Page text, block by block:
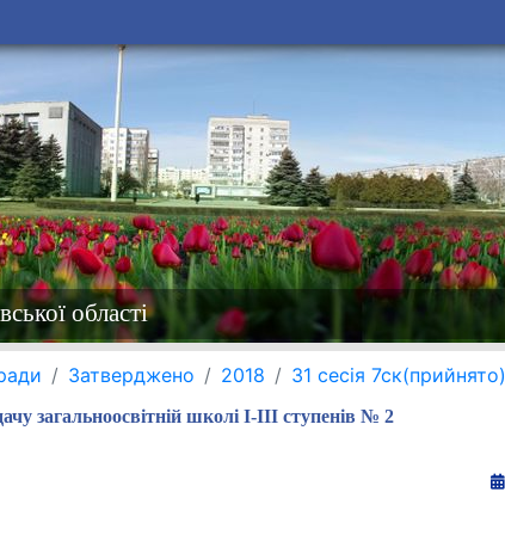
області
Затверджено 2018 31 сесія 7ск(прийнято)
загальноосвітній школі І-ІІІ ступенів № 2